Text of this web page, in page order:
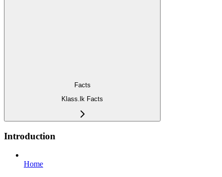
Facts
Klass.lk Facts
Introduction
Home